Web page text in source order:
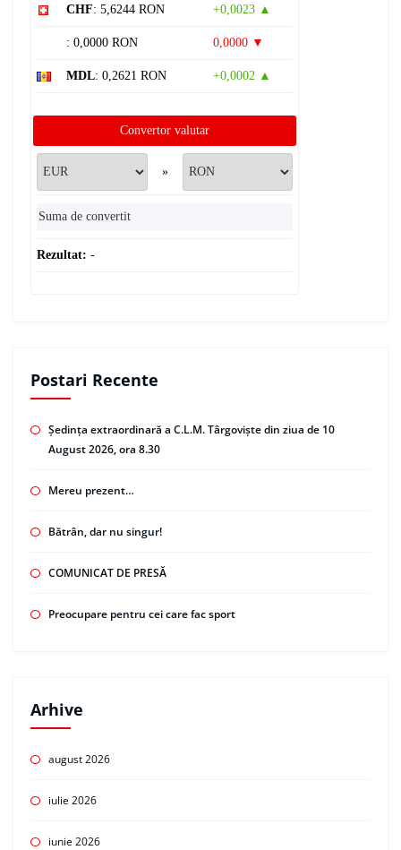
CHF: 5,6244 RON +0,0023 ▲
: 0,0000 RON 0,0000 ▼
MDL: 0,2621 RON +0,0002 ▲
Convertor valutar
»
Rezultat: -
Postari Recente
Ședința extraordinară a C.L.M. Târgoviște din ziua de 10
August 2026, ora 8.30
Mereu prezent…
Bătrân, dar nu singur!
COMUNICAT DE PRESĂ
Preocupare pentru cei care fac sport
Arhive
august 2026
iulie 2026
iunie 2026